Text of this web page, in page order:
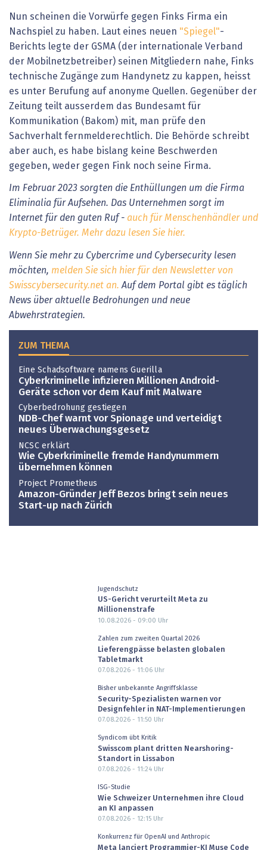
Nun scheinen die Vorwürfe gegen Finks Firma ein
Nachspiel zu haben. Laut eines neuen "Spiegel"-
Berichts legte der GSMA (der internationale Verband
der Mobilnetzbetreiber) seinen Mitgliedern nahe, Finks
technische Zugänge zum Handynetz zu kappen, heisst
es unter Berufung auf anonyme Quellen. Gegenüber der
Zeitung teilt ausserdem das Bundesamt für
Kommunikation (Bakom) mit, man prüfe den
Sachverhalt fernmelderechtlich. Die Behörde schreibt
aber auch, es habe bislang keine Beschwerden
gegeben, weder gegen Fink noch seine Firma.
Im Februar 2023 sorgten die Enthüllungen um die Firma
Eliminalia für Aufsehen. Das Unternehmen sorgt im
Internet für den guten Ruf - auch für Menschenhändler und
Krypto-Betrüger. Mehr dazu lesen Sie hier.
Wenn Sie mehr zu Cybercrime und Cybersecurity lesen
möchten, melden Sie sich hier für den Newsletter von
Swisscybersecurity.net an. Auf dem Portal gibt es täglich
News über aktuelle Bedrohungen und neue
Abwehrstrategien.
ZUM THEMA
Eine Schadsoftware namens Guerilla
Cyberkriminelle infizieren Millionen Android-
Geräte schon vor dem Kauf mit Malware
Cyberbedrohung gestiegen
NDB-Chef warnt vor Spionage und verteidigt
neues Überwachungsgesetz
NCSC erklärt
Wie Cyberkriminelle fremde Handynummern
übernehmen können
Project Prometheus
Amazon-Gründer Jeff Bezos bringt sein neues
Start-up nach Zürich
Jugendschutz
US-Gericht verurteilt Meta zu
Millionenstrafe
10.08.2026 - 09:00 Uhr
Zahlen zum zweiten Quartal 2026
Lieferengpässe belasten globalen
Tabletmarkt
07.08.2026 - 11:06Uhr
Bisher unbekannte Angriffsklasse
Security-Spezialisten warnen vor
Designfehler in NAT-Implementierungen
07.08.2026 - 11:50 Uhr
Syndicom übt Kritik
Swisscom plant dritten Nearshoring-
Standort in Lissabon
07.08.2026 - 11:24Uhr
ISG-Studie
Wie Schweizer Unternehmen ihre Cloud
an KI anpassen
07.08.2026 - 12:15Uhr
Konkurrenz für OpenAI und Anthropic
Meta lanciert Programmier-KI Muse Code